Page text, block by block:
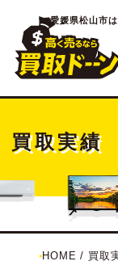
愛媛県松山市
買取実績
HOME / 買取